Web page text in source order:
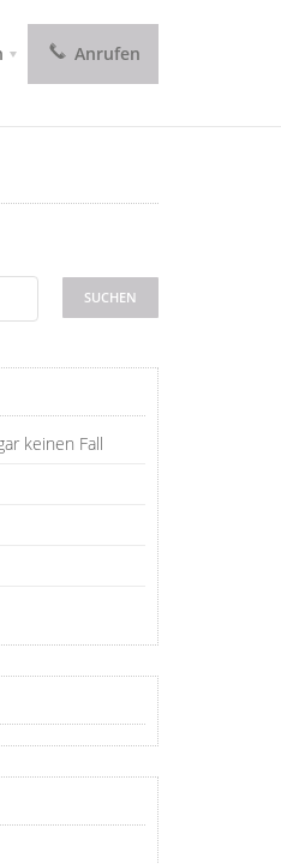
Anrufen
keinen Fall